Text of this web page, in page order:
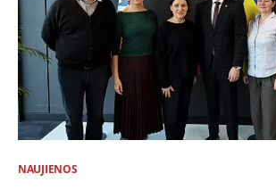
NAUJIENOS